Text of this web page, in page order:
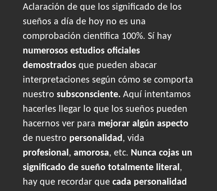
Aclaración de que los significado de los
sueños a día de hoy no es una
comprobación científica 100%. Sí hay
numerosos estudios oficiales
demostrados que pueden abacar
interpretaciones según cómo se comporta
nuestro subsconsciente. Aquí intentamos
hacerles llegar lo que los sueños pueden
hacernos ver para mejorar algún aspecto
de nuestro personalidad, vida
profesional, amorosa, etc. Nunca cojas un
significado de sueño totalmente literal,
hay que recordar que cada personalidad